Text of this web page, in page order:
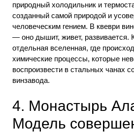
природный холодильник и
созданный самой природой и
человеческим гением. В квеври
— оно дышит, живет,
отдельная вселенная, где
химические процессы, которые
воспроизвести в стальных чанах
винзавода.
4. Монастырь
Модель